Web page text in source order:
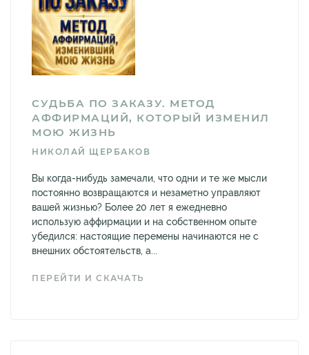
СУДЬБА ПО ЗАКАЗУ. МЕТОД
АФФИРМАЦИЙ, КОТОРЫЙ ИЗМЕНИЛ
МОЮ ЖИЗНЬ
НИКОЛАЙ ЩЕРБАКОВ
Вы когда-нибудь замечали, что одни и те же мысли
постоянно возвращаются и незаметно управляют
вашей жизнью? Более 20 лет я ежедневно
использую аффирмации и на собственном опыте
убедился: настоящие перемены начинаются не с
внешних обстоятельств, а...
ПЕРЕЙТИ И СКАЧАТЬ